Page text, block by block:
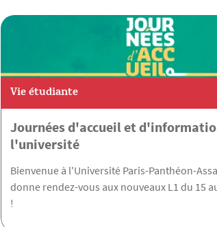
Vie étudiante
Journées d'accueil et
l'université
Bienvenue à l'Université Paris-Panthéon-
donne rendez-vous aux nouveaux L1 du 15
!